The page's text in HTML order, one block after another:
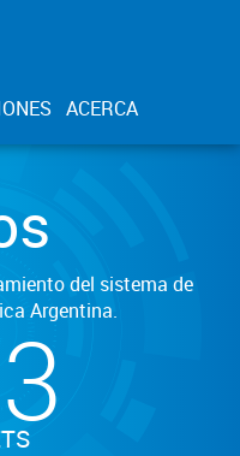
ACERCA
del sistema de
Argentina.